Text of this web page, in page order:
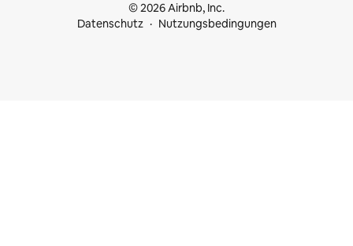
© 2026 Airbnb, Inc.
Datenschutz
Nutzungsbedingungen